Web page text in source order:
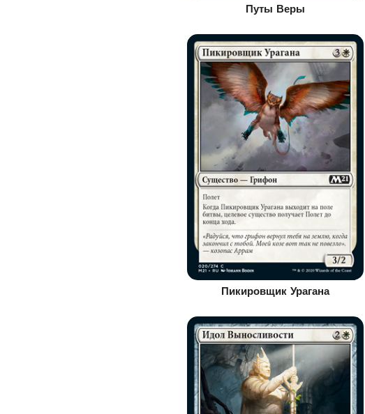
Путы Веры
Пикировщик Урагана